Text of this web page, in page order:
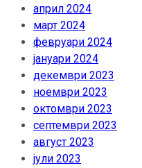
април 2024
март 2024
февруари 2024
јануари 2024
декември 2023
ноември 2023
октомври 2023
септември 2023
август 2023
јули 2023